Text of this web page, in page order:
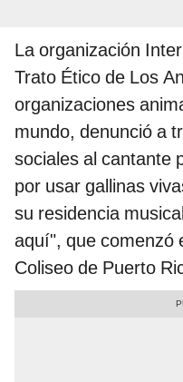
La organización
Trato Ético de Los
organizaciones
mundo, denunció a
sociales al cantante
por usar gallinas
su residencia
aquí", que comenzó
Coliseo de Puerto